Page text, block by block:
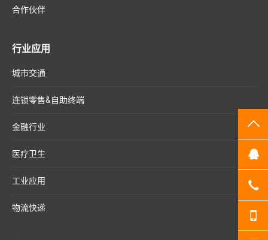
合作伙伴
行业应用
城市交通
连锁零售&自助终端
金融行业
医疗卫生
工业应用
物流快递